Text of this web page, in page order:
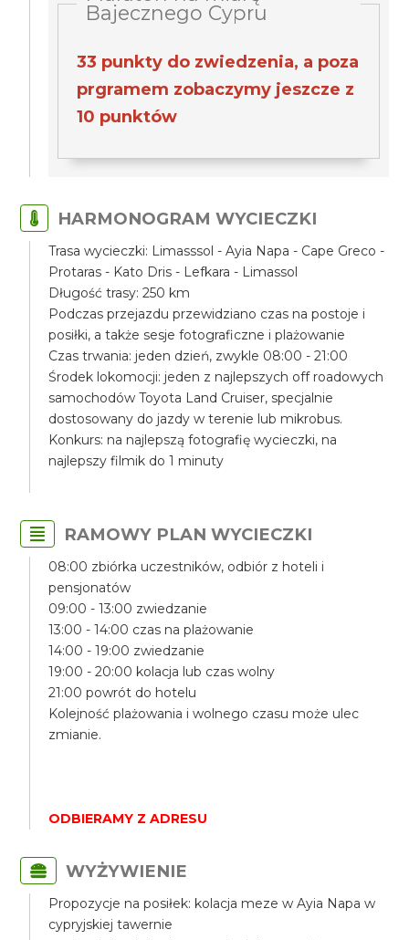
Bajecznego Cypru
33 punkty do zwiedzenia, a poza
prgramem zobaczymy jeszcze z
10 punktów
HARMONOGRAM WYCIECZKI
Trasa wycieczki: Limasssol - Ayia Napa - Cape Greco -
Protaras - Kato Dris - Lefkara - Limassol
Długość trasy: 250 km
Podczas przejazdu przewidziano czas na postoje i
posiłki, a także sesje fotograficzne i plażowanie
Czas trwania: jeden dzień, zwykle 08:00 - 21:00
Środek lokomocji: jeden z najlepszych off roadowych
samochodów Toyota Land Cruiser, specjalnie
dostosowany do jazdy w terenie lub mikrobus.
Konkurs: na najlepszą fotografię wycieczki, na
najlepszy filmik do 1 minuty
RAMOWY PLAN WYCIECZKI
08:00 zbiórka uczestników, odbiór z hoteli i
pensjonatów
09:00 - 13:00 zwiedzanie
13:00 - 14:00 czas na plażowanie
14:00 - 19:00 zwiedzanie
19:00 - 20:00 kolacja lub czas wolny
21:00 powrót do hotelu
Kolejność plażowania i wolnego czasu może ulec
zmianie.
ODBIERAMY Z ADRESU
WYŻYWIENIE
Propozycje na posiłek: kolacja meze w Ayia Napa w
cypryjskiej tawernie